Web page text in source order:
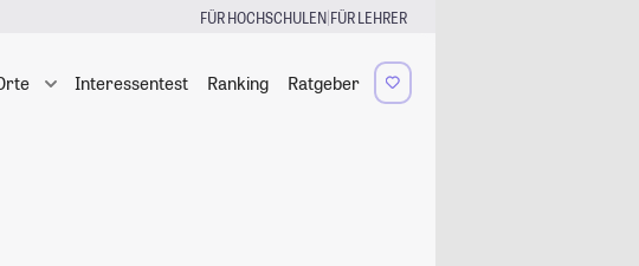
FÜR HOCHSCHULEN|FÜR LEHRER
Interessentest Ranking Ratgeber